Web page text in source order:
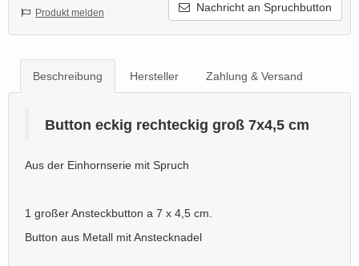
Nachricht an Spruchbutton
Produkt melden
Beschreibung Hersteller Zahlung & Versand
Button eckig rechteckig groß 7x4,5 cm
Aus der Einhornserie mit Spruch
1 großer Ansteckbutton a 7 x 4,5 cm.
Button aus Metall mit Anstecknadel